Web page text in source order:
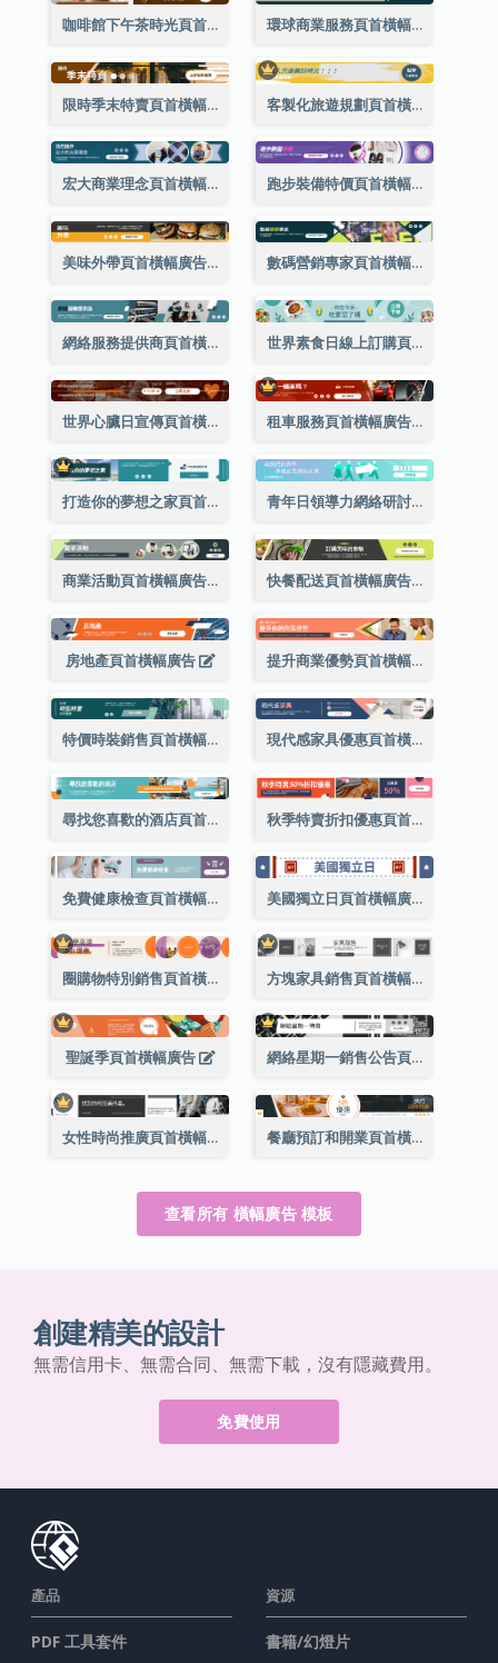
咖啡館下午茶時光頁首橫幅廣告 環球商業服務頁首橫幅廣告
限時季末特賣頁首橫幅廣告 客製化旅遊規劃頁首橫幅廣告
宏大商業理念頁首橫幅廣告 跑步裝備特價頁首橫幅廣告
美味外帶頁首橫幅廣告 數碼營銷專家頁首橫幅廣告
網絡服務提供商頁首橫幅廣告 世界素食日線上訂購頁首橫幅廣告
世界心臟日宣傳頁首橫幅廣告 租車服務頁首橫幅廣告
打造你的夢想之家頁首橫幅廣告 青年日領導力網絡研討會頁首橫幅廣告
商業活動頁首橫幅廣告 快餐配送頁首橫幅廣告
房地產頁首橫幅廣告 提升商業優勢頁首橫幅廣告
特價時裝銷售頁首橫幅廣告 現代感家具優惠頁首橫幅廣告
尋找您喜歡的酒店頁首橫幅廣告 秋季特賣折扣優惠頁首橫幅廣告
免費健康檢查頁首橫幅廣告 美國獨立日頁首橫幅廣告
圈購物特別銷售頁首橫幅廣告 方塊家具銷售頁首橫幅廣告
聖誕季頁首橫幅廣告 網絡星期一銷售公告頁首橫幅廣告
女性時尚推廣頁首橫幅廣告 餐廳預訂和開業頁首橫幅廣告
查看所有 橫幅廣告 模板
創建精美的設計
無需信用卡、無需合同、無需下載，沒有隱藏費用。
免費使用
產品
PDF 工具套件
資源
書籍/幻燈片